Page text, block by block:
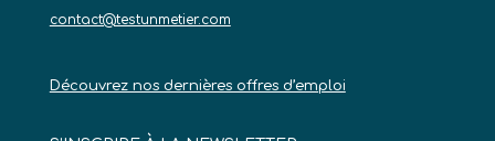
contact@testunmetier.com
Découvrez nos dernières offres d’emploi